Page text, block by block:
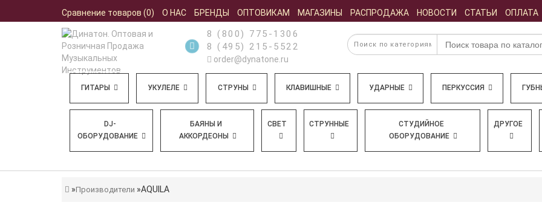
Сравнение товаров (0) О НАС БРЕНДЫ ОПТОВИКАМ МАГАЗИНЫ РАСПРОДАЖА НОВОСТИ СТАТЬИ ОПЛАТА
8 (800) 775-1306
8 (495) 215-5522
order@dynatone.ru
ГИТАРЫ УКУЛЕЛЕ СТРУНЫ КЛАВИШНЫЕ УДАРНЫЕ ПЕРКУССИЯ
DJ-
ОБОРУДОВАНИЕ
БАЯНЫ И
АККОРДЕОНЫ
СВЕТ СТРУННЫЕ
СТУДИЙНОЕ
ОБОРУДОВАНИЕ
ДРУГОЕ
Производители AQUILA